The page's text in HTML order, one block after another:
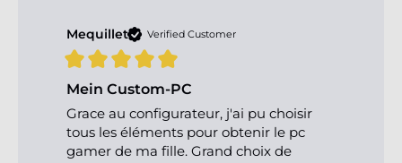
Verified Customer
Mequillet
Mein Custom-PC
Grace au configurateur, j'ai pu choisir
tous les éléments pour obtenir le pc
gamer de ma fille. Grand choix de